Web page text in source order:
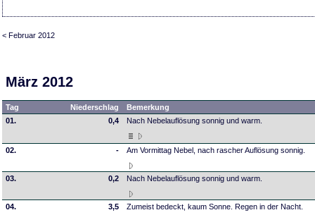
< Februar 2012
März 2012
Tag Niederschlag
Bemerkung
01.
0,4 Nach Nebelauflösung sonnig und warm.
02. - Am Vormittag Nebel, nach rascher Auflösung sonnig.
03. 0,2 Nach Nebelauflösung sonnig und warm.
04. 3,5 Zumeist bedeckt, kaum Sonne. Regen in der Nacht.